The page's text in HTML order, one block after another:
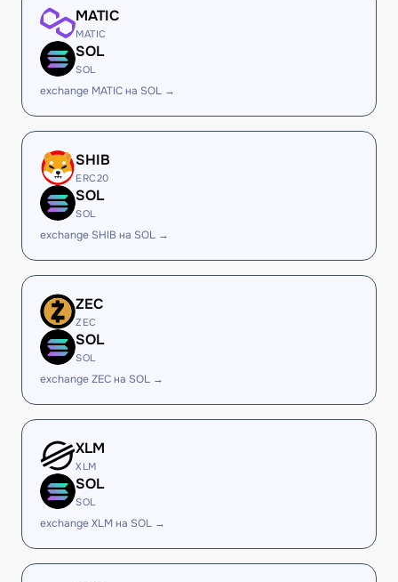
MATIC
MATIC
SOL
SOL
exchange MATIC на SOL →
SHIB
ERC20
SOL
SOL
exchange SHIB на SOL →
ZEC
ZEC
SOL
SOL
exchange ZEC на SOL →
XLM
XLM
SOL
SOL
exchange XLM на SOL →